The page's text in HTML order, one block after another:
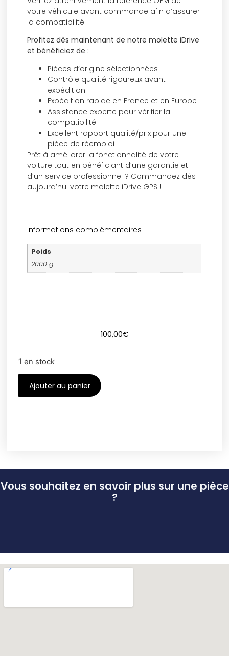
votre véhicule avant commande afin d’assurer
la compatibilité.
Profitez dès maintenant de notre molette iDrive
et bénéficiez de :
Pièces d’origine sélectionnées
Contrôle qualité rigoureux avant
expédition
Expédition rapide en France et en Europe
Assistance experte pour vérifier la
compatibilité
Excellent rapport qualité/prix pour une
pièce de réemploi
Prêt à améliorer la fonctionnalité de votre
voiture tout en bénéficiant d’une garantie et
d’un service professionnel ? Commandez dès
aujourd’hui votre molette iDrive GPS !
Informations complémentaires
Poids
2000 g
100,00€
1 en stock
Ajouter au panier
Vous souhaitez en savoir plus sur une pièce
?